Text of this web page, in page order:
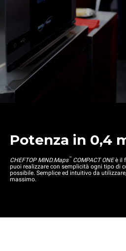
Potenza in 0,4
CHEFTOP MIND.Maps™ COMPACT ONEè il
puoi realizzare con semplicità ogni tipo di
possibile. Semplice ed intuitivo da
massimo.